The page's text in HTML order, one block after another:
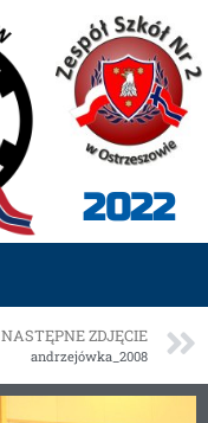
2022
NASTĘPNE ZDJĘCIE
andrzejówka_2008